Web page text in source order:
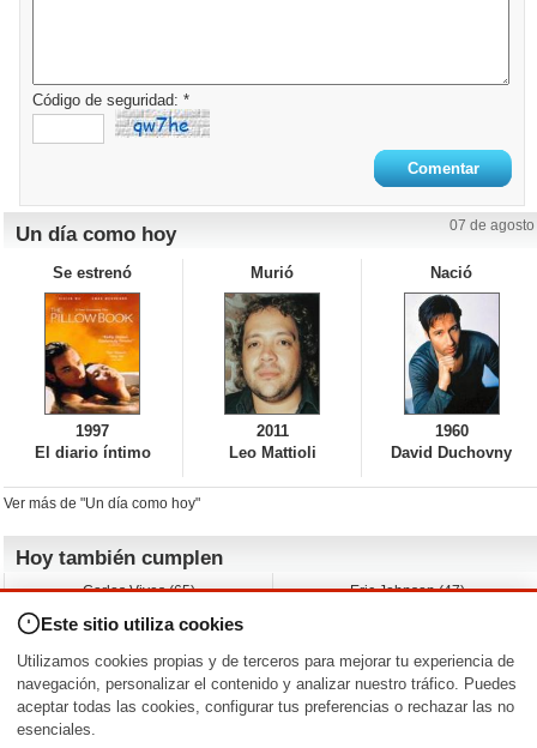
Código de seguridad: *
Un día como hoy 07 de agosto
Se estrenó
1997
El diario íntimo
Murió
2011
Leo Mattioli
Nació
1960
David Duchovny
Ver más de "Un día como hoy"
Hoy también cumplen
Carlos Vives (65)
Nicholas Ray (-)
Charlize Theron (51)
Maggie Wheeler (65)
Eric Johnson (47)
Wayne Knight (71)
Michael Shannon (52)
Nacimientos y estrenos en la fecha
Este sitio utiliza cookies
Utilizamos cookies propias y de terceros para mejorar tu experiencia de
navegación, personalizar el contenido y analizar nuestro tráfico. Puedes
aceptar todas las cookies, configurar tus preferencias o rechazar las no
esenciales.